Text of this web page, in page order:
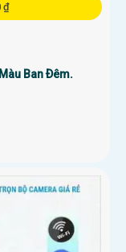
₫
Ban Ðêm.